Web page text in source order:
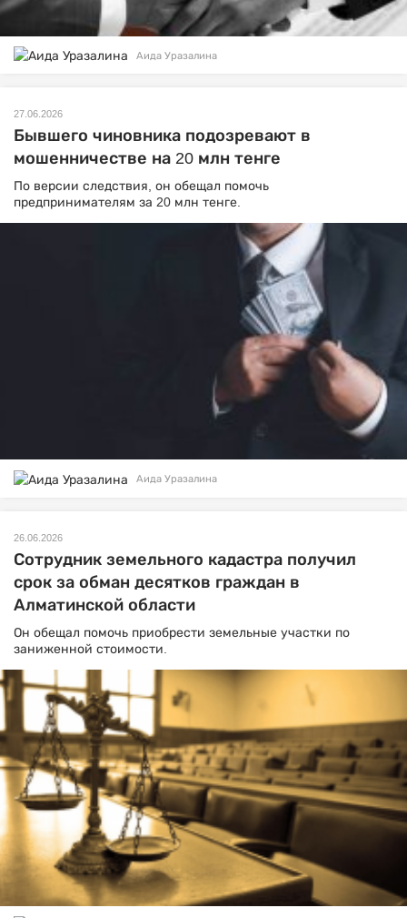
Аида Уразалина
27.06.2026
Бывшего чиновника подозревают в
мошенничестве на 20 млн тенге
По версии следствия, он обещал помочь
предпринимателям за 20 млн тенге.
Аида Уразалина
26.06.2026
Сотрудник земельного кадастра получил
срок за обман десятков граждан в
Алматинской области
Он обещал помочь приобрести земельные участки по
заниженной стоимости.